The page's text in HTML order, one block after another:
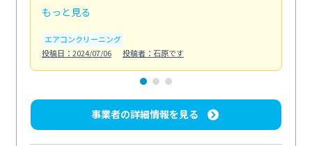
もっと見る
エアコンクリーニング
投稿日：2024/07/06
投稿者：石原です
事業者の詳細情報を見る